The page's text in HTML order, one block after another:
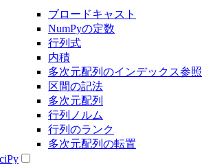
ブロードキャスト
NumPyの定数
行列式
内積
多次元配列のインデックス参照
区間の記法
多次元配列
行列ノルム
行列のランク
多次元配列の転置